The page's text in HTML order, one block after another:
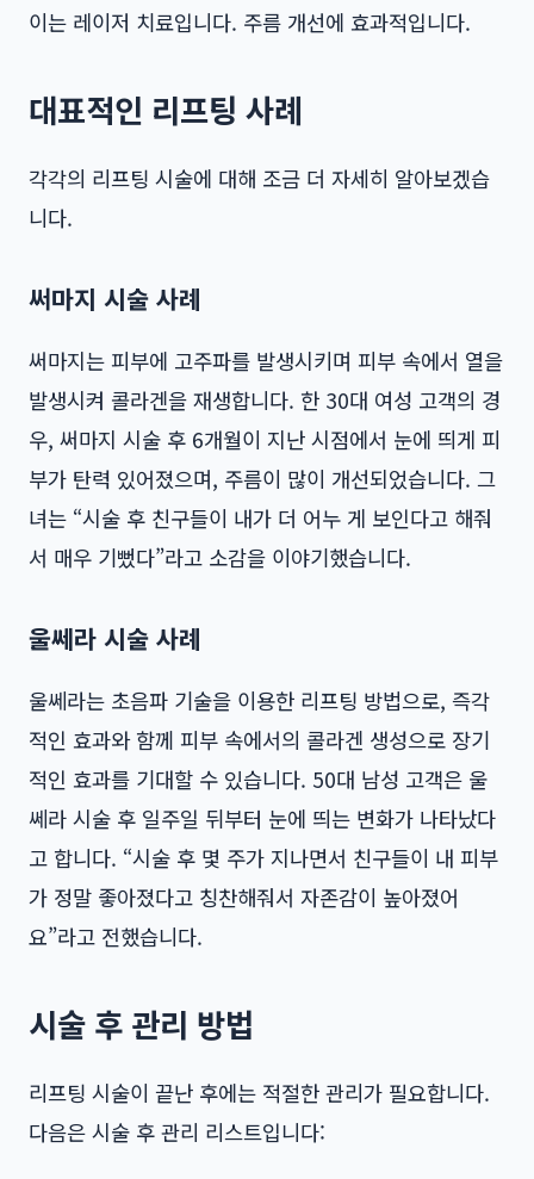
이는 레이저 치료입니다. 주름 개선에 효과적입니다.
대표적인 리프팅 사례
각각의 리프팅 시술에 대해 조금 더 자세히 알아보겠습
니다.
써마지 시술 사례
써마지는 피부에 고주파를 발생시키며 피부 속에서 열을
발생시켜 콜라겐을 재생합니다. 한 30대 여성 고객의 경
우, 써마지 시술 후 6개월이 지난 시점에서 눈에 띄게 피
부가 탄력 있어졌으며, 주름이 많이 개선되었습니다. 그
녀는 “시술 후 친구들이 내가 더 어누 게 보인다고 해줘
서 매우 기뻤다”라고 소감을 이야기했습니다.
울쎄라 시술 사례
울쎄라는 초음파 기술을 이용한 리프팅 방법으로, 즉각
적인 효과와 함께 피부 속에서의 콜라겐 생성으로 장기
적인 효과를 기대할 수 있습니다. 50대 남성 고객은 울
쎄라 시술 후 일주일 뒤부터 눈에 띄는 변화가 나타났다
고 합니다. “시술 후 몇 주가 지나면서 친구들이 내 피부
가 정말 좋아졌다고 칭찬해줘서 자존감이 높아졌어
요”라고 전했습니다.
시술 후 관리 방법
리프팅 시술이 끝난 후에는 적절한 관리가 필요합니다.
다음은 시술 후 관리 리스트입니다: